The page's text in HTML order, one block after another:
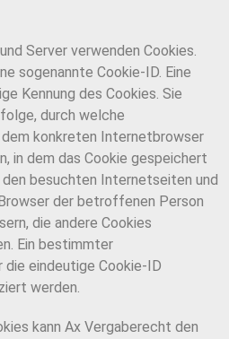
Server verwenden Cookies.
sogenannte Cookie-ID. Eine
Kennung des Cookies. Sie
durch welche
konkreten Internetbrowser
in dem das Cookie gespeichert
besuchten Internetseiten und
der betroffenen Person
die andere Cookies
Ein bestimmter
die eindeutige Cookie-ID
werden.
kann Ax Vergaberecht den